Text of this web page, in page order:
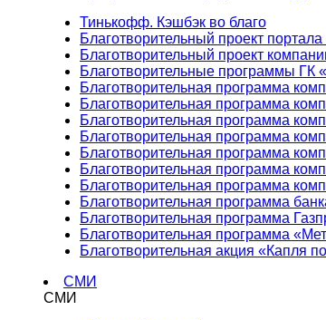
Тинькофф. Кэшбэк во благо
Благотворительный проект портала
Благотворительный проект
Благотворительные программы ГК
Благотворительная программа
Благотворительная программа
Благотворительная программа
Благотворительная программа
Благотворительная программа
Благотворительная программа
Благотворительная программа
Благотворительная программа
Благотворительная программа
Благотворительная программа
Благотворительная акция «Капля
СМИ
СМИ